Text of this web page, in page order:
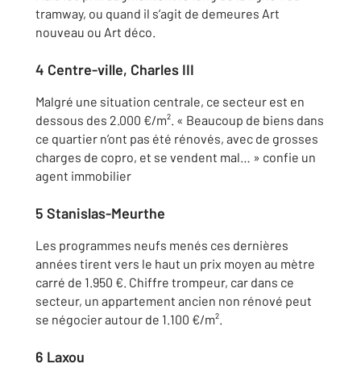
tramway, ou quand il s’agit de demeures Art
nouveau ou Art déco.
4 Centre-ville, Charles III
Malgré une situation centrale, ce secteur est en
dessous des 2.000 €/m². « Beaucoup de biens dans
ce quartier n’ont pas été rénovés, avec de grosses
charges de copro, et se vendent mal… » confie un
agent immobilier
5 Stanislas-Meurthe
Les programmes neufs menés ces dernières
années tirent vers le haut un prix moyen au mètre
carré de 1.950 €. Chiffre trompeur, car dans ce
secteur, un appartement ancien non rénové peut
se négocier autour de 1.100 €/m².
6 Laxou